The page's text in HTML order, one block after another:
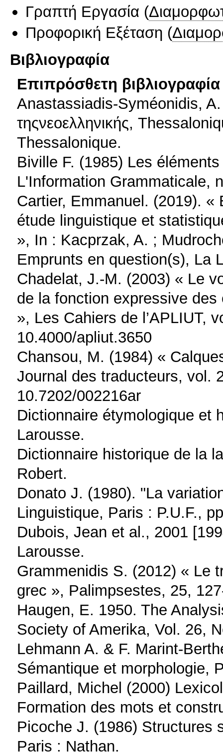
Γραπτή Εργασία (
Προφορική Εξέταση (
Βιβλιογραφία
Επιπρόσθετη βιβλιογραφία
Anastassiadis-Syméonidis, A.
τηςνεοελληνικής,
Thessalonique.
Biville F. (1985) Les
L'Information Grammaticale,
Cartier, Emmanuel. (2019).
étude linguistique et
», In : Kacprzak, A. ;
Emprunts en question(s), La
Chadelat, J.-M. (2003) « Le
de la fonction expressive
», Les Cahiers de l’APLIUT,
10.4000/apliut.3650
Chansou, M. (1984) «
Journal des traducteurs, vol.
10.7202/002216ar
Dictionnaire étymologique et
Larousse.
Dictionnaire historique de la
Robert.
Donato J. (1980). "La
Linguistique, Paris : P.U.F.,
Dubois, Jean et al., 2001
Larousse.
Grammenidis S. (2012) « Le
grec », Palimpsestes, 25,
Haugen, E. 1950. The
Society of Amerika, Vol. 26,
Lehmann A. & F. Marint-
Sémantique et morphologie,
Paillard, Michel (2000)
Formation des mots et
Picoche J. (1986) Structures
Paris : Nathan.